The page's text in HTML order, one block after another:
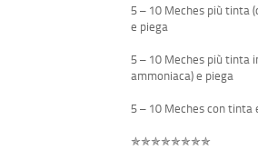
5 – 10 Meches più tinta
e piega
5 – 10 Meches più tinta
ammoniaca) e piega
5 – 10 Meches con tinta
✯✯✯✯✯✯✯✯